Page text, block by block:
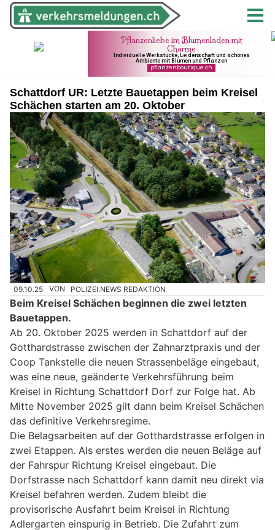
Schattdorf UR: Letzte Bauetappen beim Kreisel
Schächen starten am 20. Oktober
09.10.25 VON POLIZEI.NEWS REDAKTION
Beim Kreisel Schächen beginnen die zwei letzten
Bauetappen.
Ab 20. Oktober 2025 werden in Schattdorf auf der
Gotthardstrasse zwischen der Zahnarztpraxis und der
Coop Tankstelle die neuen Strassenbeläge eingebaut,
was eine neue, geänderte Verkehrsführung beim
Kreisel in Richtung Schattdorf Dorf zur Folge hat. Ab
Mitte November 2025 gilt dann beim Kreisel Schächen
das definitive Verkehrsregime.
Die Belagsarbeiten auf der Gotthardstrasse erfolgen in
zwei Etappen. Als erstes werden die neuen Beläge auf
der Fahrspur Richtung Kreisel eingebaut. Die
Dorfstrasse nach Schattdorf kann damit neu direkt via
Kreisel befahren werden. Zudem bleibt die
provisorische Ausfahrt beim Kreisel in Richtung
Adlergarten einspurig in Betrieb. Die Zufahrt zum